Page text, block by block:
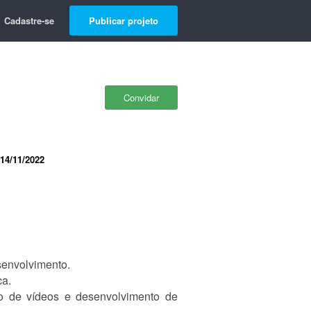
Cadastre-se Publicar projeto
Convidar
14/11/2022
de vídeos e desenvolvimento de